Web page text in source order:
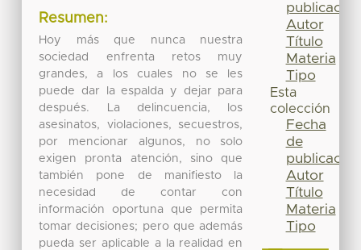
Resumen:
Hoy más que nunca nuestra
sociedad enfrenta retos muy
grandes, a los cuales no se les
puede dar la espalda y dejar para
después. La delincuencia, los
asesinatos, violaciones, secuestros,
por mencionar algunos, no solo
exigen pronta atención, sino que
también pone de manifiesto la
necesidad de contar con
información oportuna que permita
tomar decisiones; pero que además
pueda ser aplicable a la realidad en
publicación
Autor
Título
Materia
Tipo
Esta
colección
Fecha
de
publicación
Autor
Título
Materia
Tipo